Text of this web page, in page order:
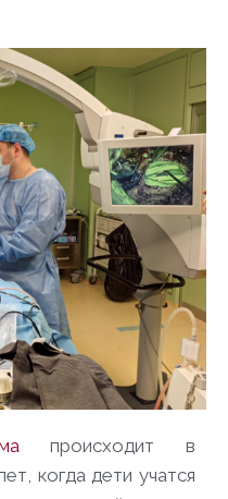
происходит в
когда дети учатся